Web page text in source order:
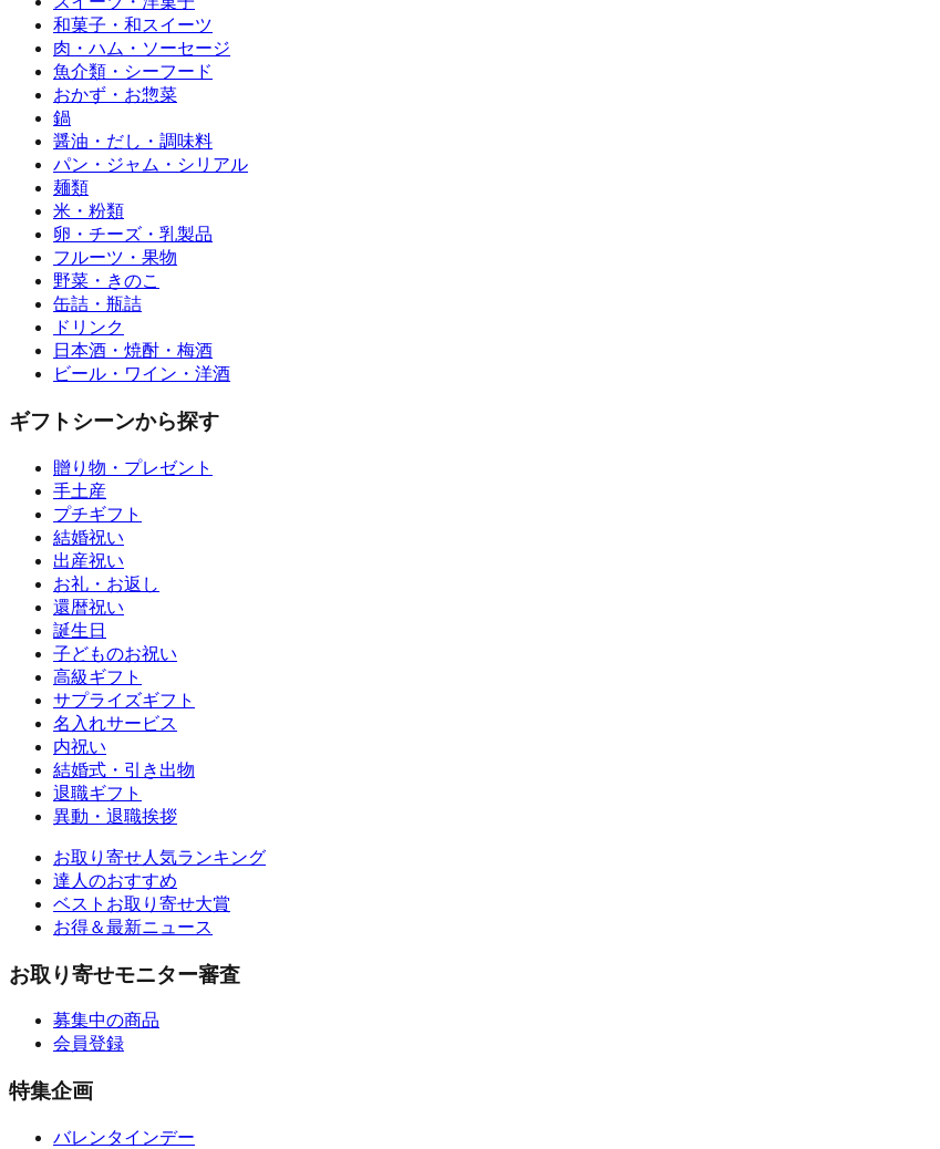
和菓子・和スイーツ
肉・ハム・ソーセージ
魚介類・シーフード
おかず・お惣菜
鍋
醤油・だし・調味料
パン・ジャム・シリアル
麺類
米・粉類
卵・チーズ・乳製品
フルーツ・果物
野菜・きのこ
缶詰・瓶詰
ドリンク
日本酒・焼酎・梅酒
ビール・ワイン・洋酒
ギフトシーンから探す
贈り物・プレゼント
手土産
プチギフト
結婚祝い
出産祝い
お礼・お返し
還暦祝い
誕生日
子どものお祝い
高級ギフト
サプライズギフト
名入れサービス
内祝い
結婚式・引き出物
退職ギフト
異動・退職挨拶
お取り寄せ人気ランキング
達人のおすすめ
ベストお取り寄せ大賞
お得＆最新ニュース
お取り寄せモニター審査
募集中の商品
会員登録
特集企画
バレンタインデー